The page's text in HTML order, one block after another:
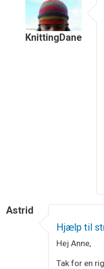
KnittingDane
Hvad
Astrid
Hjælp til
Hej Anne,
Tak for en